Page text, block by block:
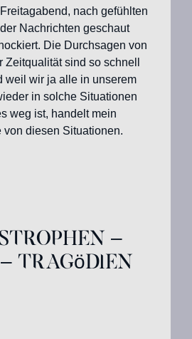
nach gefühlten
Nachrichten geschaut
Die Durchsagen von
Zeitqualität sind so schnell
weil wir ja alle in unserem
in solche Situationen
weg ist, handelt mein
von diesen Situationen.
–
Tragödien